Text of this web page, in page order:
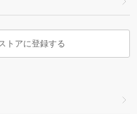
トアに登録する